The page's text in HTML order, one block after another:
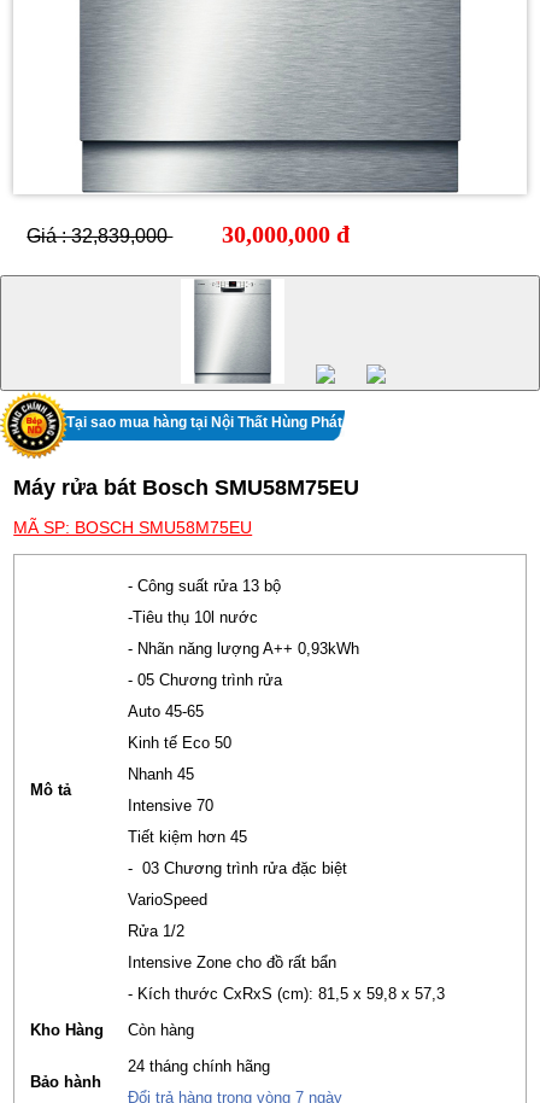
Giá : 32,839,000 30,000,000 đ
Tại sao mua hàng tại Nội Thất Hùng Phát
Máy rửa bát Bosch SMU58M75EU
MÃ SP: BOSCH SMU58M75EU
Mô tả
- Công suất rửa 13 bộ
-Tiêu thụ 10l nước
- Nhãn năng lượng A++ 0,93kWh
- 05 Chương trình rửa
Auto 45-65
Kinh tế Eco 50
Nhanh 45
Intensive 70
Tiết kiệm hơn 45
- 03 Chương trình rửa đặc biệt
VarioSpeed
Rửa 1/2
Intensive Zone cho đồ rất bẩn
- Kích thước CxRxS (cm): 81,5 x 59,8 x 57,3
Kho Hàng
Còn hàng
Bảo hành
24 tháng chính hãng
Đổi trả hàng trong vòng 7 ngày